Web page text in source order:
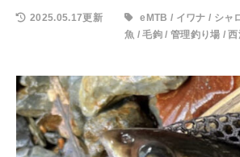
2025.05.17更新 eMTB / イワナ / シャ
魚 /毛鉤/ 管理釣り場 /西